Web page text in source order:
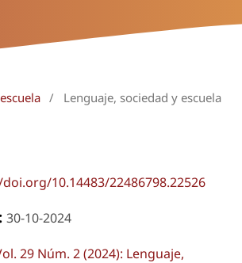
/ Lenguaje, sociedad y escuela
10.14483/22486798.22526
30-10-2024
29 Núm. 2 (2024): Lenguaje,